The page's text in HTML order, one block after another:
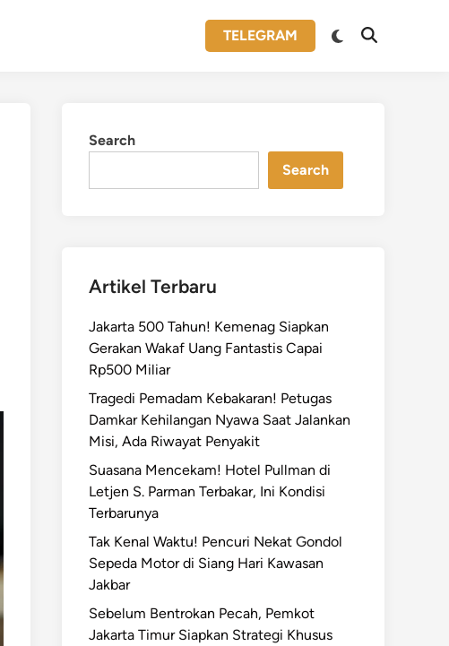
TELEGRAM
Switch
Open
Search
Search
Artikel Terbaru
Jakarta 500 Tahun! Kemenag Siapkan
Gerakan Wakaf Uang Fantastis Capai
Rp500 Miliar
Tragedi Pemadam Kebakaran! Petugas
Damkar Kehilangan Nyawa Saat Jalankan
Misi, Ada Riwayat Penyakit
Suasana Mencekam! Hotel Pullman di
Letjen S. Parman Terbakar, Ini Kondisi
Terbarunya
Tak Kenal Waktu! Pencuri Nekat Gondol
Sepeda Motor di Siang Hari Kawasan
Jakbar
Sebelum Bentrokan Pecah, Pemkot
Jakarta Timur Siapkan Strategi Khusus